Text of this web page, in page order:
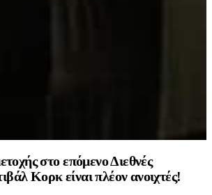
στο επόμενο Διεθνές
Κορκ είναι πλέον ανοιχτές!